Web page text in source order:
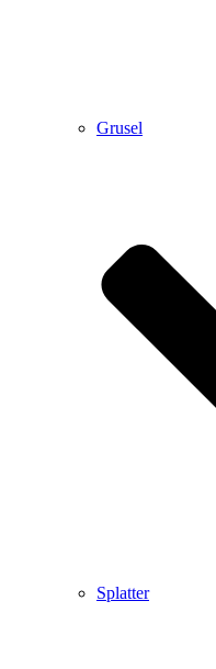
Grusel
Splatter